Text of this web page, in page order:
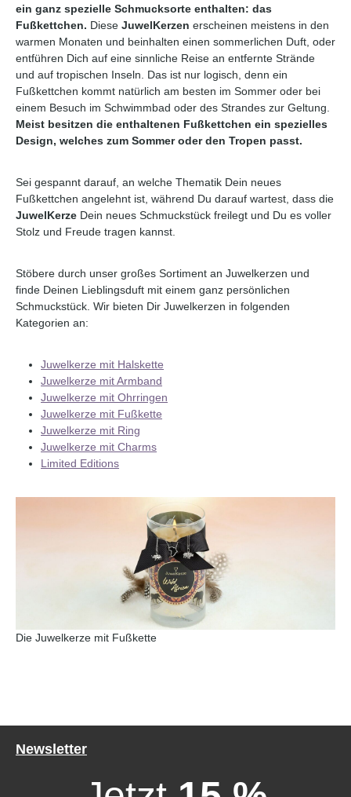
ein ganz spezielle Schmucksorte enthalten: das
Fußkettchen. Diese JuwelKerzen erscheinen meistens in den
warmen Monaten und beinhalten einen sommerlichen Duft, oder
entführen Dich auf eine sinnliche Reise an entfernte Strände
und auf tropischen Inseln. Das ist nur logisch, denn ein
Fußkettchen kommt natürlich am besten im Sommer oder bei
einem Besuch im Schwimmbad oder des Strandes zur Geltung.
Meist besitzen die enthaltenen Fußkettchen ein spezielles
Design, welches zum Sommer oder den Tropen passt.
Sei gespannt darauf, an welche Thematik Dein neues
Fußkettchen angelehnt ist, während Du darauf wartest, dass die
JuwelKerze Dein neues Schmuckstück freilegt und Du es voller
Stolz und Freude tragen kannst.
Stöbere durch unser großes Sortiment an Juwelkerzen und
finde Deinen Lieblingsduft mit einem ganz persönlichen
Schmuckstück. Wir bieten Dir Juwelkerzen in folgenden
Kategorien an:
Juwelkerze mit Halskette
Juwelkerze mit Armband
Juwelkerze mit Ohrringen
Juwelkerze mit Fußkette
Juwelkerze mit Ring
Juwelkerze mit Charms
Limited Editions
Die Juwelkerze mit Fußkette
Newsletter